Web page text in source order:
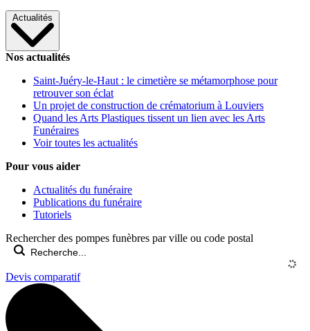
Actualités
Nos actualités
Saint-Juéry-le-Haut : le cimetière se métamorphose pour
retrouver son éclat
Un projet de construction de crématorium à Louviers
Quand les Arts Plastiques tissent un lien avec les Arts
Funéraires
Voir toutes les actualités
Pour vous aider
Actualités du funéraire
Publications du funéraire
Tutoriels
Rechercher des pompes funèbres par ville ou code postal
Devis comparatif